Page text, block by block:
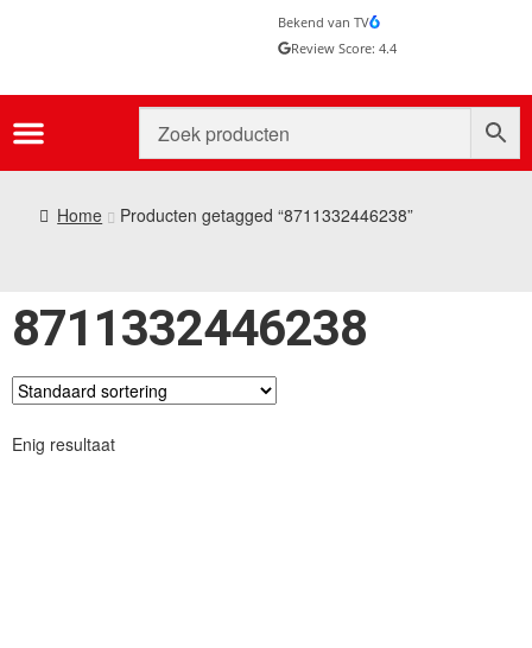
Bekend van TV
Review Score: 4.4
Home Producten getagged “8711332446238”
8711332446238
Enig resultaat